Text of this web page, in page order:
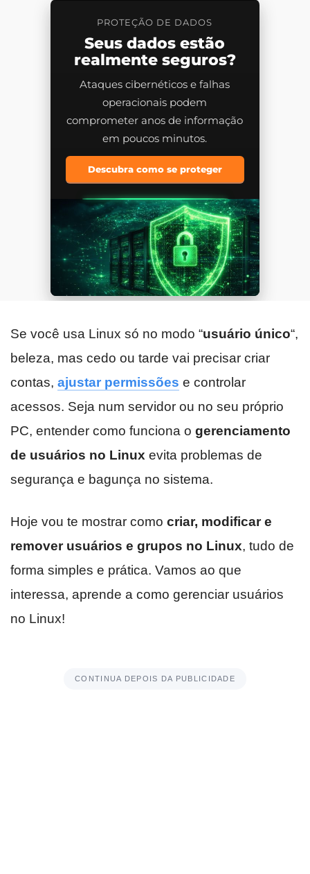
PROTEÇÃO DE DADOS
Seus dados estão
realmente seguros?
Ataques cibernéticos e falhas
operacionais podem
comprometer anos de informação
em poucos minutos.
Descubra como se proteger
Se você usa Linux só no modo “usuário único“,
beleza, mas cedo ou tarde vai precisar criar
contas, ajustar permissões e controlar
acessos. Seja num servidor ou no seu próprio
PC, entender como funciona o gerenciamento
de usuários no Linux evita problemas de
segurança e bagunça no sistema.
Hoje vou te mostrar como criar, modificar e
remover usuários e grupos no Linux, tudo de
forma simples e prática. Vamos ao que
interessa, aprende a como gerenciar usuários
no Linux!
CONTINUA DEPOIS DA PUBLICIDADE